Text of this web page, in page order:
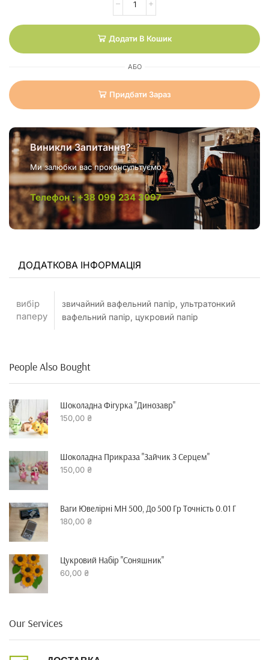
Додати В Кошик
АБО
Придбати Зараз
Виникли Запитання?
Ми залюбки вас проконсультуємо.
Телефон : +38 099 234 3097
ДОДАТКОВА ІНФОРМАЦІЯ
вибір
паперу
звичайний вафельний папір, ультратонкий
вафельний папір, цукровий папір
People Also Bought
Шоколадна Фігурка "динозавр"
150,00 ₴
Шоколадна Прикраза "зайчик З Серцем"
150,00 ₴
Ваги Ювелірні MH 500, До 500 Гр Точність 0.01 Г
180,00 ₴
Цукровий Набір "Соняшник"
60,00 ₴
Our Services